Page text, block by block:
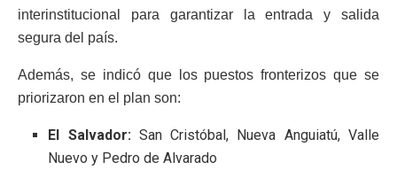
interinstitucional para garantizar la entrada y salida
segura del país.
Además, se indicó que los puestos fronterizos que se
priorizaron en el plan son:
El Salvador:San Cristóbal, Nueva Anguiatú, Valle
Nuevo y Pedro de Alvarado